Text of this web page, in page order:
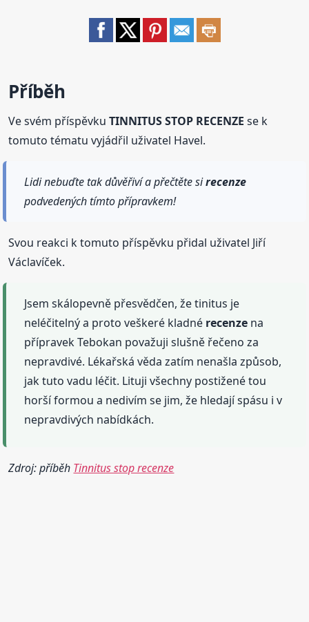
Příběh
Ve svém příspěvkuTINNITUS STOP RECENZE se k
tomuto tématu vyjádřil uživatel Havel.
Lidi nebuďte tak důvěřiví a přečtěte sirecenze
podvedených tímto přípravkem!
Svou reakci k tomuto příspěvku přidal uživatel Jiří
Václavíček.
Jsem skálopevně přesvědčen, že tinitus je
neléčitelný a proto veškeré kladné recenze na
přípravek Tebokan považuji slušně řečeno za
nepravdivé. Lékařská věda zatím nenašla způsob,
jak tuto vadu léčit. Lituji všechny postižené tou
horší formou a nedivím se jim, že hledají spásu i v
nepravdivých nabídkách.
Zdroj: příběh Tinnitus stop recenze